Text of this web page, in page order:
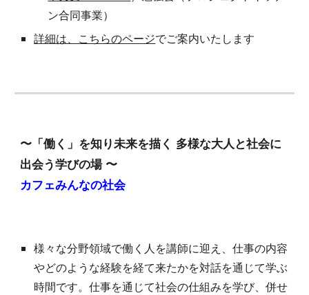
ン合同事業）
詳細は、こちらのページでご案内いたします
〜「働く」を知り未来を描く 多様な大人と社会に
出会う学びの場 〜
カフェみんなの社会
様々な分野領域で働く人を講師に迎え、仕事の内容
やどのような経験を経て来たかを対話を通じて学ぶ
時間です。仕事を通じて社会の仕組みを学び、併せ